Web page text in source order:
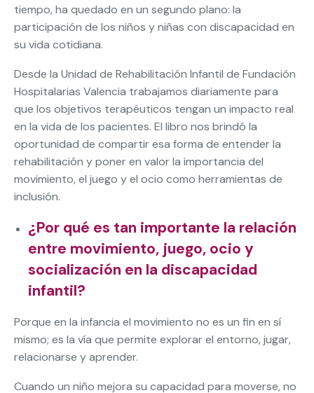
tiempo, ha quedado en un segundo plano: la
participación de los niños y niñas con discapacidad en
su vida cotidiana.
Desde la Unidad de Rehabilitación Infantil de Fundación
Hospitalarias Valencia trabajamos diariamente para
que los objetivos terapéuticos tengan un impacto real
en la vida de los pacientes. El libro nos brindó la
oportunidad de compartir esa forma de entender la
rehabilitación y poner en valor la importancia del
movimiento, el juego y el ocio como herramientas de
inclusión.
¿Por qué es tan importante la relación
entre movimiento, juego, ocio y
socialización en la discapacidad
infantil?
Porque en la infancia el movimiento no es un fin en sí
mismo; es la vía que permite explorar el entorno, jugar,
relacionarse y aprender.
Cuando un niño mejora su capacidad para moverse, no